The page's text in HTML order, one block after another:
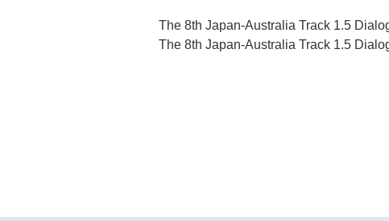
The 8th Japan-Australia Track 1.5
The 8th Japan-Australia Track 1.5